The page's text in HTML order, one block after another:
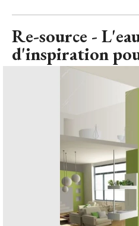
Re-source -
d'inspiration